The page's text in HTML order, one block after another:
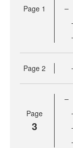
Page 1
Page 2
Page
3